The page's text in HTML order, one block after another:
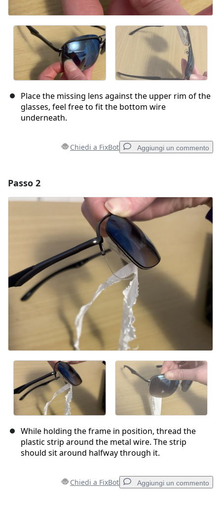
Place the missing lens against the upper rim of the
glasses, feel free to fit the bottom wire
underneath.
Chiedi a FixBot Aggiungi un commento
Aggiungi Commento
Annulla Pubblica commento
Passo 2
While holding the frame in position, thread the
plastic strip around the metal wire. The strip
should sit around halfway through it.
Chiedi a FixBot Aggiungi un commento